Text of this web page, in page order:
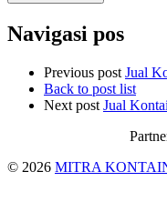
Navigasi pos
Previous post Jual
Back to post list
Next post Jual
© 2026 MITRA